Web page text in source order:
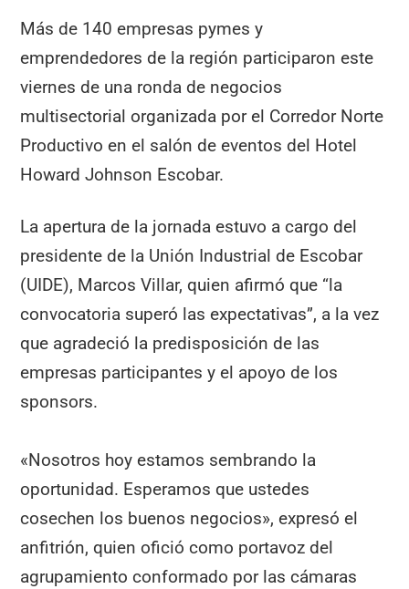
Más de 140 empresas pymes y
emprendedores de la región participaron este
viernes de una ronda de negocios
multisectorial organizada por el Corredor Norte
Productivo en el salón de eventos del Hotel
Howard Johnson Escobar.
La apertura de la jornada estuvo a cargo del
presidente de la Unión Industrial de Escobar
(UIDE), Marcos Villar, quien afirmó que “la
convocatoria superó las expectativas”, a la vez
que agradeció la predisposición de las
empresas participantes y el apoyo de los
sponsors.
«Nosotros hoy estamos sembrando la
oportunidad. Esperamos que ustedes
cosechen los buenos negocios», expresó el
anfitrión, quien ofició como portavoz del
agrupamiento conformado por las cámaras